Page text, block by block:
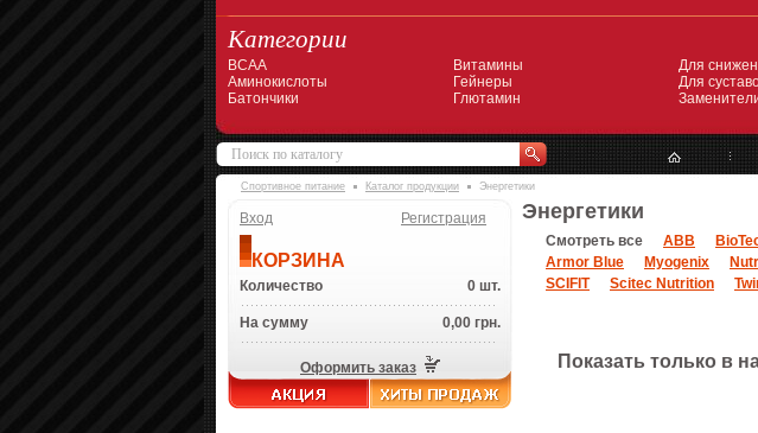
Категории
BCAA
Аминокислоты
Батончики
Витамины
Гейнеры
Глютамин
Для
Для
Спортивное питание Каталог продукции Энергетики
Вход Регистрация
КОРЗИНА
Количество 0 шт.
На сумму 0,00 грн.
Оформить заказ
Энергетики
Смотреть все ABB
Armor Blue
Myogenix
SCIFIT
Scitec Nutrition
Показать только в